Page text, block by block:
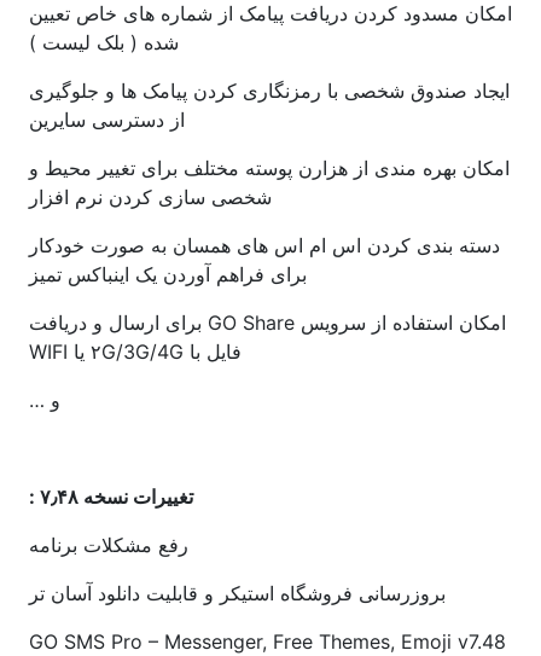
امکان مسدود کردن دریافت پیامک از شماره های خاص تعیین
شده ( بلک لیست )
ایجاد صندوق شخصی با رمزنگاری کردن پیامک ها و جلوگیری
از دسترسی سایرین
امکان بهره مندی از هزارن پوسته مختلف برای تغییر محیط و
شخصی سازی کردن نرم افزار
دسته بندی کردن اس ام اس های همسان به صورت خودکار
برای فراهم آوردن یک اینباکس تمیز
امکان استفاده از سرویس GO Share برای ارسال و دریافت
فایل با ۲G/3G/4G یا WIFI
و …
تغییرات نسخه ۷٫۴۸ :
رفع مشکلات برنامه
بروزرسانی فروشگاه استیکر و قابلیت دانلود آسان تر
GO SMS Pro – Messenger, Free Themes, Emoji v7.48